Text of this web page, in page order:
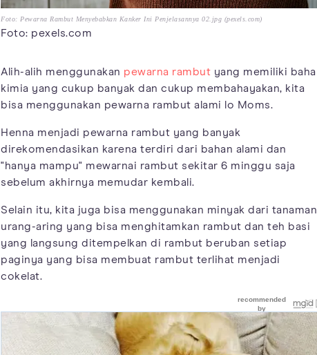
Foto: Pewarna Rambut Menyebabkan Kanker Ini Penjelasannya 02.jpg (pexels.com)
Foto: pexels.com
Alih-alih menggunakan pewarna rambut yang memiliki
kimia yang cukup banyak dan cukup membahayakan, kita
bisa menggunakan pewarna rambut alami lo Moms.
Henna menjadi pewarna rambut yang banyak
direkomendasikan karena terdiri dari bahan alami dan
"hanya mampu" mewarnai rambut sekitar 6 minggu saja
sebelum akhirnya memudar kembali.
Selain itu, kita juga bisa menggunakan minyak dari tanaman
urang-aring yang bisa menghitamkan rambut dan teh basi
yang langsung ditempelkan di rambut beruban setiap
paginya yang bisa membuat rambut terlihat menjadi
cokelat.